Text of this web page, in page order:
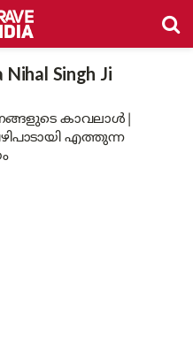
Nihal Singh Ji
കാവലാൾ|
എത്തുന്ന